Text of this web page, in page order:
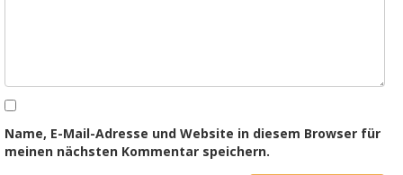
Name, E-Mail-Adresse und Website in diesem Browser für
meinen nächsten Kommentar speichern.